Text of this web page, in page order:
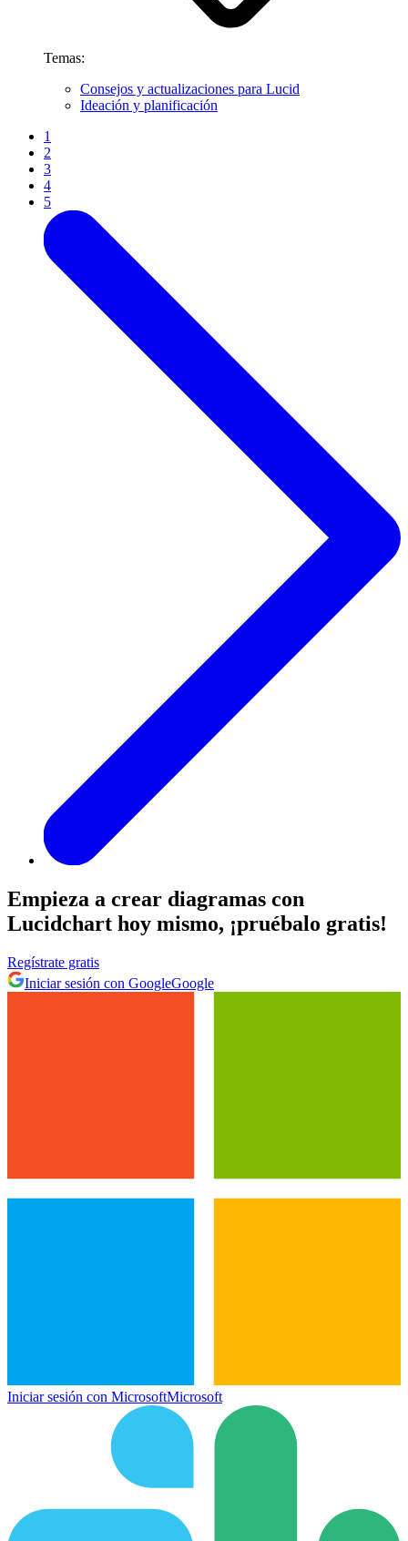
Temas:
Consejos y actualizaciones para Lucid
Ideación y planificación
1
2
3
4
5
Empieza a crear diagramas con
Lucidchart hoy mismo, ¡pruébalo gratis!
Regístrate gratis
Iniciar sesión con GoogleGoogle
Iniciar sesión con MicrosoftMicrosoft